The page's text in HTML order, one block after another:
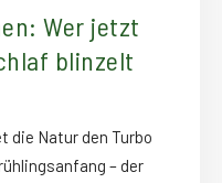
Wer jetzt
blinzelt
die Natur den Turbo
– der